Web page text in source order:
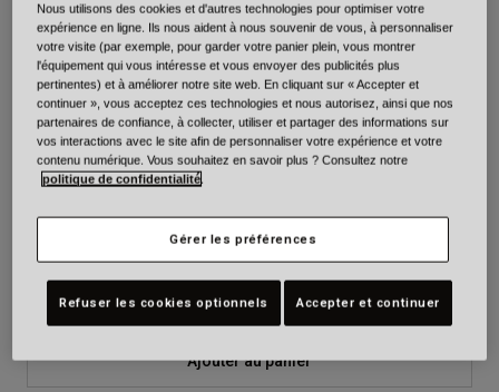
Lithium Mips+ Delta
Article n°38125
null
Taille Tableau des tailles
Ajouter au panier
Nous utilisons des cookies et d'autres technologies pour optimiser votre
expérience en ligne. Ils nous aident à nous souvenir de vous, à personnaliser
votre visite (par exemple, pour garder votre panier plein, vous montrer
l'équipement qui vous intéresse et vous envoyer des publicités plus
pertinentes) et à améliorer notre site web. En cliquant sur « Accepter et
continuer », vous acceptez ces technologies et nous autorisez, ainsi que nos
partenaires de confiance, à collecter, utiliser et partager des informations sur
vos interactions avec le site afin de personnaliser votre expérience et votre
contenu numérique. Vous souhaitez en savoir plus ? Consultez notre
politique de confidentialité
Gérer les préférences
Refuser les cookies optionnels Accepter et continuer